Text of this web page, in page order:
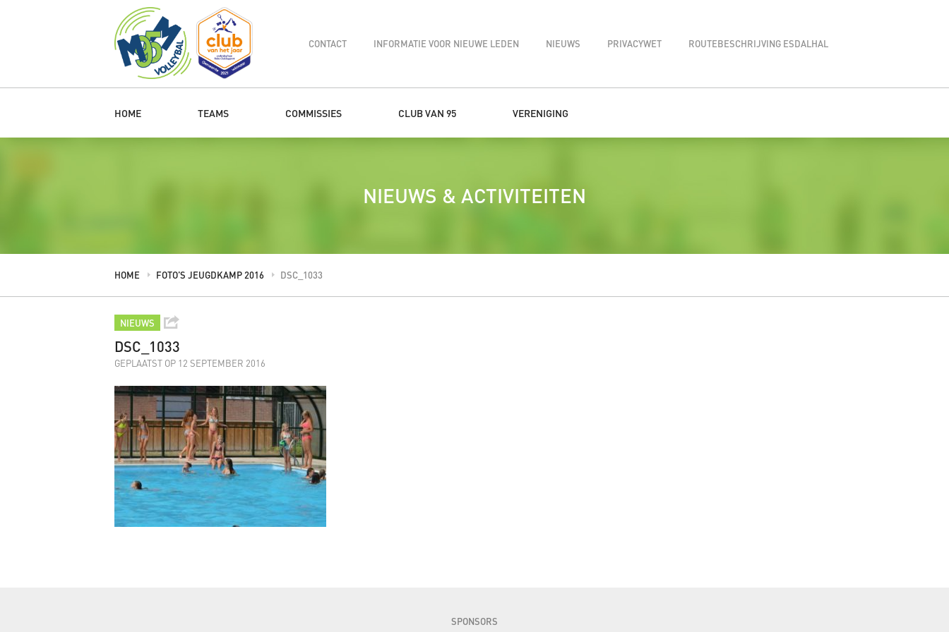
CONTACT INFORMATIE VOOR NIEUWE LEDEN NIEUWS PRIVACYWET ROUTEBESCHRIJVING ESDALHAL
HOME TEAMS COMMISSIES CLUB VAN 95 VERENIGING
NIEUWS & ACTIVITEITEN
HOME FOTO’S JEUGDKAMP 2016 DSC_1033
NIEUWS
DSC_1033
GEPLAATST OP 12 SEPTEMBER 2016
SPONSORS